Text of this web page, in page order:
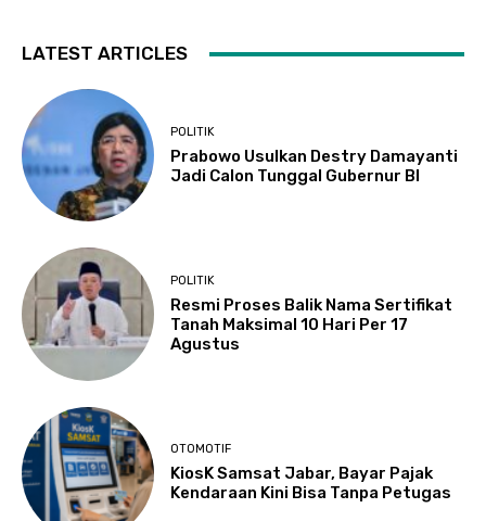
LATEST ARTICLES
POLITIK
Prabowo Usulkan Destry Damayanti
Jadi Calon Tunggal Gubernur BI
POLITIK
Resmi Proses Balik Nama Sertifikat
Tanah Maksimal 10 Hari Per 17
Agustus
OTOMOTIF
KiosK Samsat Jabar, Bayar Pajak
Kendaraan Kini Bisa Tanpa Petugas